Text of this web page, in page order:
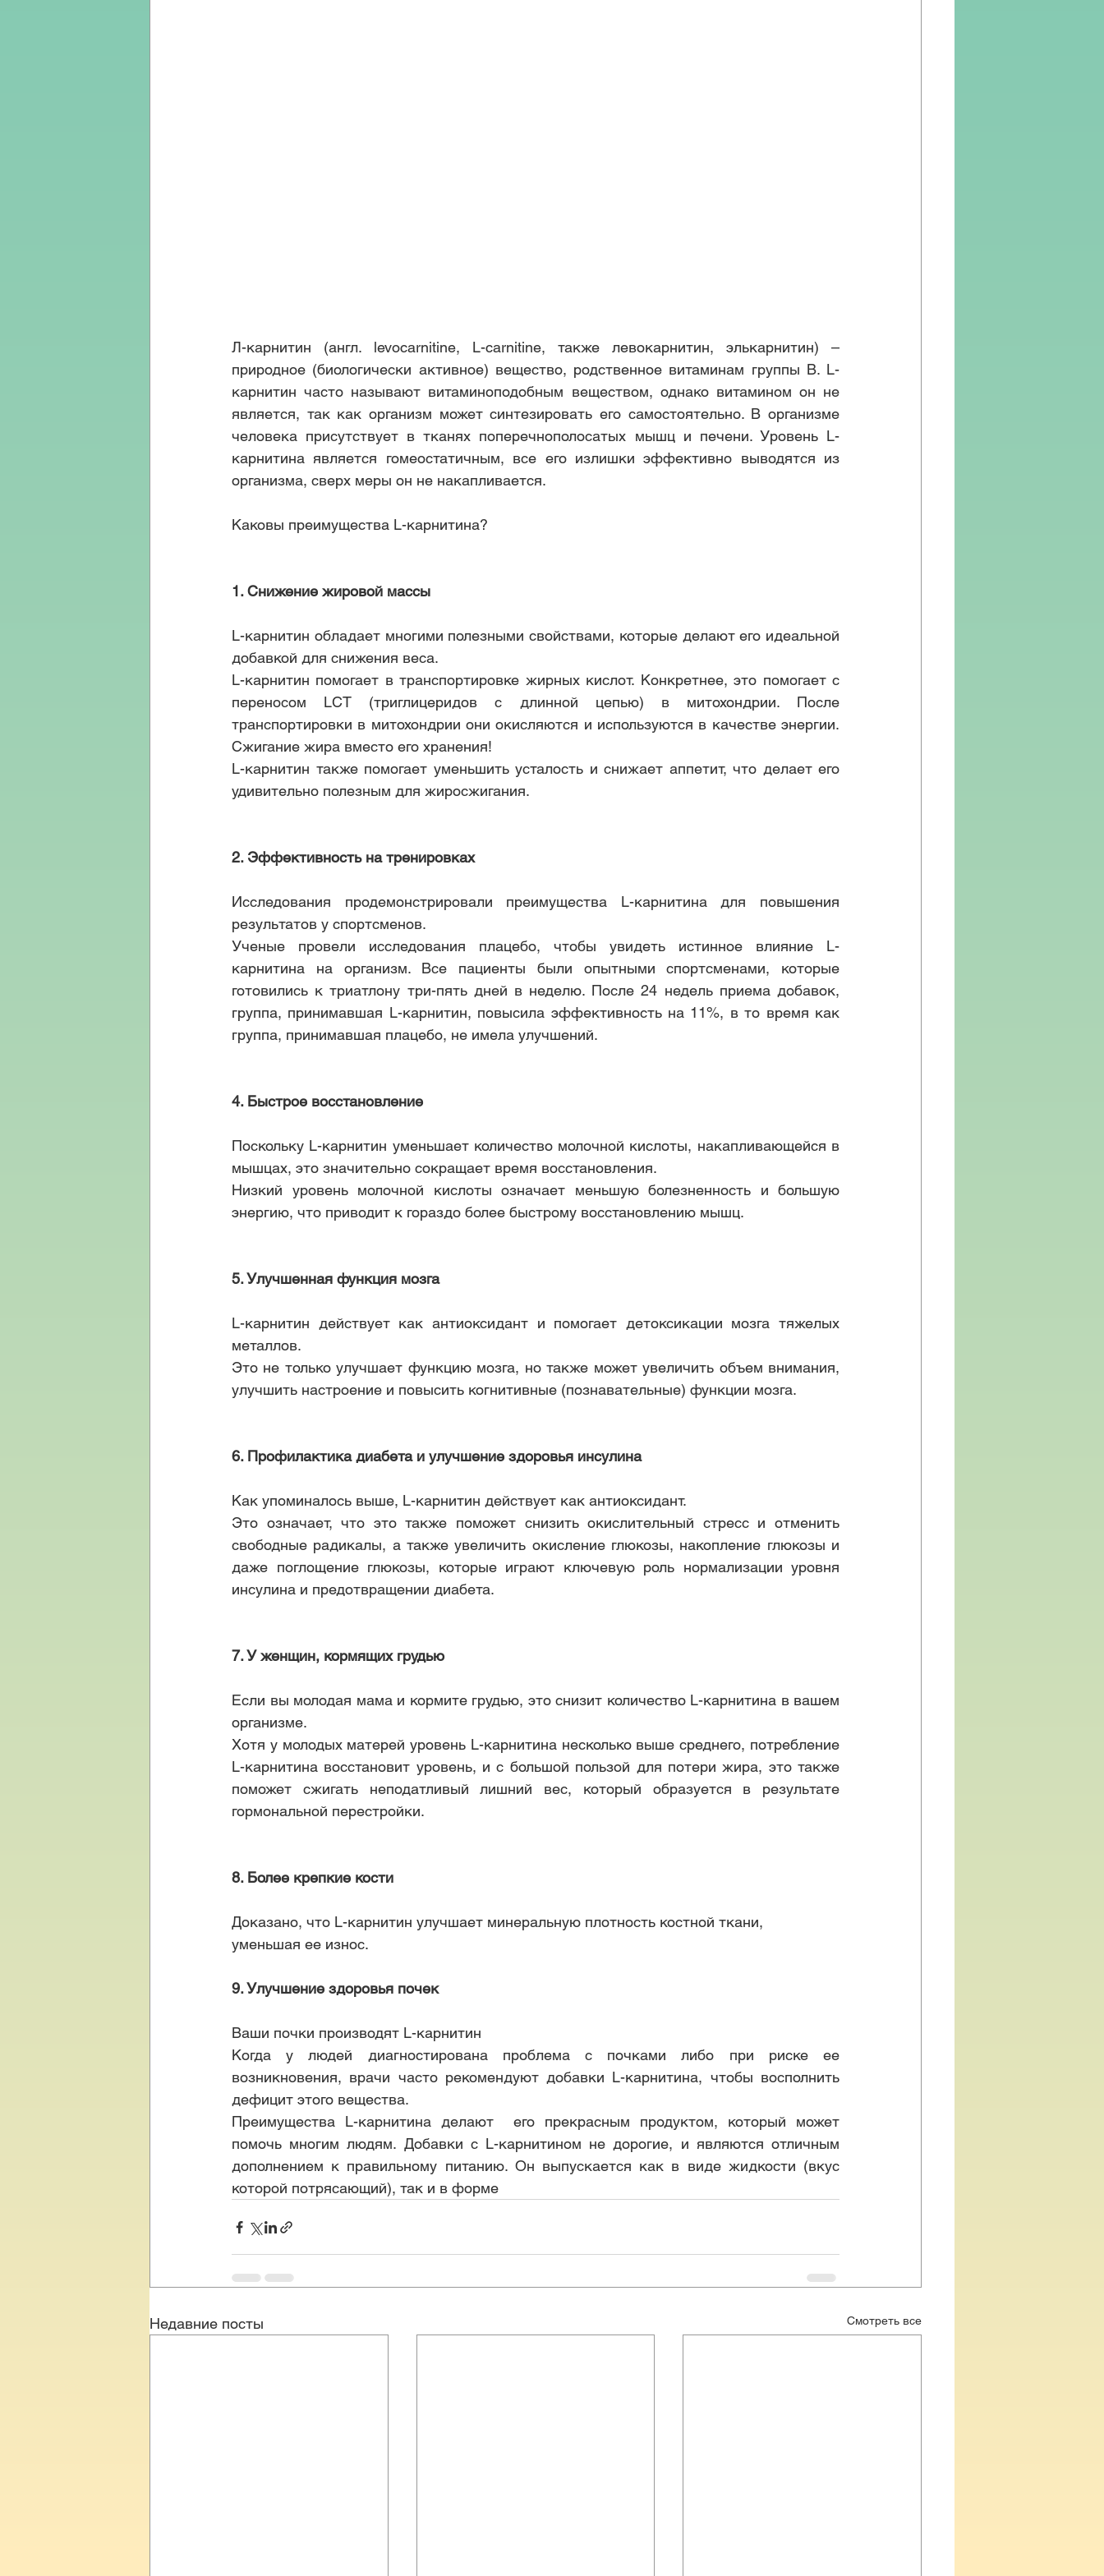
Л-карнитин (англ. levocarnitine, L-carnitine, также левокарнитин, элькарнитин) –
природное (биологически активное) вещество, родственное витаминам группы В. L-
карнитин часто называют витаминоподобным веществом, однако витамином он не
является, так как организм может синтезировать его самостоятельно. В организме
человека присутствует в тканях поперечнополосатых мышц и печени. Уровень L-
карнитина является гомеостатичным, все его излишки эффективно выводятся из
организма, сверх меры он не накапливается.
Каковы преимущества L-карнитина?
1. Снижение жировой массы
L-карнитин обладает многими полезными свойствами, которые делают его идеальной
добавкой для снижения веса.
L-карнитин помогает в транспортировке жирных кислот. Конкретнее, это помогает с
переносом LCT (триглицеридов с длинной цепью) в митохондрии. После
транспортировки в митохондрии они окисляются и используются в качестве энергии.
Сжигание жира вместо его хранения!
L-карнитин также помогает уменьшить усталость и снижает аппетит, что делает его
удивительно полезным для жиросжигания.
2. Эффективность на тренировках
Исследования продемонстрировали преимущества L-карнитина для повышения
результатов у спортсменов.
Ученые провели исследования плацебо, чтобы увидеть истинное влияние L-
карнитина на организм. Все пациенты были опытными спортсменами, которые
готовились к триатлону три-пять дней в неделю. После 24 недель приема добавок,
группа, принимавшая L-карнитин, повысила эффективность на 11%, в то время как
группа, принимавшая плацебо, не имела улучшений.
4. Быстрое восстановление
Поскольку L-карнитин уменьшает количество молочной кислоты, накапливающейся в
мышцах, это значительно сокращает время восстановления.
Низкий уровень молочной кислоты означает меньшую болезненность и большую
энергию, что приводит к гораздо более быстрому восстановлению мышц.
5. Улучшенная функция мозга
L-карнитин действует как антиоксидант и помогает детоксикации мозга тяжелых
металлов.
Это не только улучшает функцию мозга, но также может увеличить объем внимания,
улучшить настроение и повысить когнитивные (познавательные) функции мозга.
6. Профилактика диабета и улучшение здоровья инсулина
Как упоминалось выше, L-карнитин действует как антиоксидант.
Это означает, что это также поможет снизить окислительный стресс и отменить
свободные радикалы, а также увеличить окисление глюкозы, накопление глюкозы и
даже поглощение глюкозы, которые играют ключевую роль нормализации уровня
инсулина и предотвращении диабета.
7. У женщин, кормящих грудью
Если вы молодая мама и кормите грудью, это снизит количество L-карнитина в вашем
организме.
Хотя у молодых матерей уровень L-карнитина несколько выше среднего, потребление
L-карнитина восстановит уровень, и с большой пользой для потери жира, это также
поможет сжигать неподатливый лишний вес, который образуется в результате
гормональной перестройки.
8. Более крепкие кости
Доказано, что L-карнитин улучшает минеральную плотность костной ткани,
уменьшая ее износ.
9. Улучшение здоровья почек
Ваши почки производят L-карнитин
Когда у людей диагностирована проблема с почками либо при риске ее
возникновения, врачи часто рекомендуют добавки L-карнитина, чтобы восполнить
дефицит этого вещества.
Преимущества L-карнитина делают  его прекрасным продуктом, который может
помочь многим людям. Добавки с L-карнитином не дорогие, и являются отличным
дополнением к правильному питанию. Он выпускается как в виде жидкости (вкус
которой потрясающий), так и в форме
Недавние посты Смотреть все